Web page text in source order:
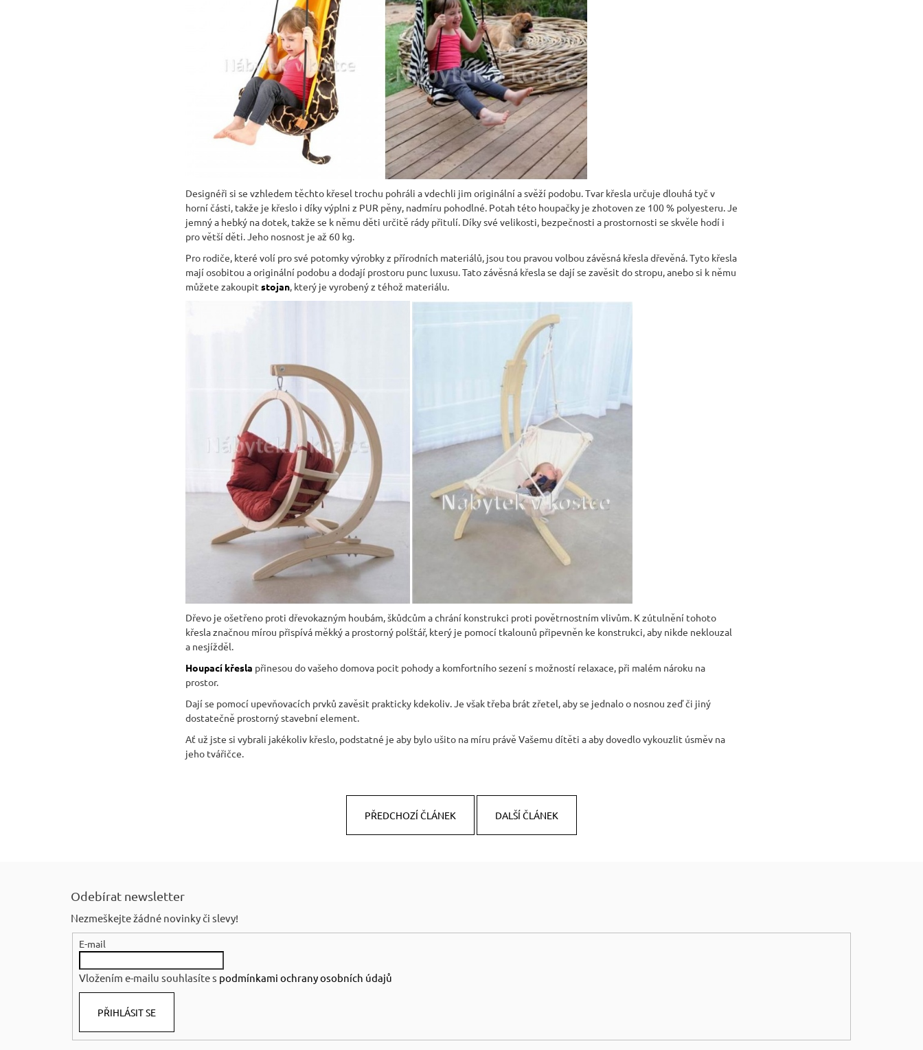
Designéři si se vzhledem těchto křesel trochu pohráli a vdechli jim originální a svěží podobu. Tvar křesla určuje dlouhá tyč v
horní části, takže je křeslo i díky výplni z PUR pěny, nadmíru pohodlné. Potah této houpačky je zhotoven ze 100 % polyesteru. Je
jemný a hebký na dotek, takže se k němu děti určitě rády přitulí. Díky své velikosti, bezpečnosti a prostornosti se skvěle hodí i
pro větší děti. Jeho nosnost je až 60 kg.
Pro rodiče, které volí pro své potomky výrobky z přírodních materiálů, jsou tou pravou volbou závěsná křesla dřevěná. Tyto křesla
mají osobitou a originální podobu a dodají prostoru punc luxusu. Tato závěsná křesla se dají se zavěsit do stropu, anebo si k němu
můžete zakoupit stojan, který je vyrobený z téhož materiálu.
Dřevo je ošetřeno proti dřevokazným houbám, škůdcům a chrání konstrukci proti povětrnostním vlivům. K zútulnění tohoto
křesla značnou mírou přispívá měkký a prostorný polštář, který je pomocí tkalounů připevněn ke konstrukci, aby nikde neklouzal
a nesjížděl.
Houpací křesla přinesou do vašeho domova pocit pohody a komfortního sezení s možností relaxace, při malém nároku na
prostor.
Dají se pomocí upevňovacích prvků zavěsit prakticky kdekoliv. Je však třeba brát zřetel, aby se jednalo o nosnou zeď či jiný
dostatečně prostorný stavební element.
Ať už jste si vybrali jakékoliv křeslo, podstatné je aby bylo ušito na míru právě Vašemu dítěti a aby dovedlo vykouzlit úsměv na
jeho tvářičce.
PŘEDCHOZÍ ČLÁNEK DALŠÍ ČLÁNEK
Odebírat newsletter
Nezmeškejte žádné novinky či slevy!
E-mail
Vložením e-mailu souhlasíte s podmínkami ochrany osobních údajů
PŘIHLÁSIT SE